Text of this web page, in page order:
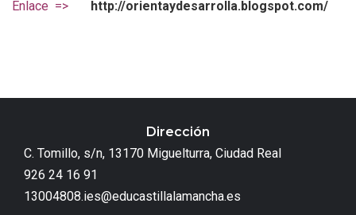
Enlace => http://orientaydesarrolla.blogspot.com/
Dirección
C. Tomillo, s/n, 13170 Miguelturra, Ciudad Real
926 24 16 91
13004808.ies@educastillalamancha.es